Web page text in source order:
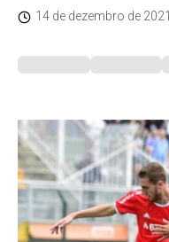
14 de dezembro de 2021